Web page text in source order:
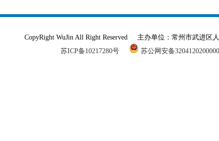
CopyRight WuJin All Right Reserved 主办单位：常州市武进
苏ICP备10217280号
苏公网安备